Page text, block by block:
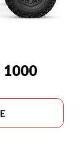
1000